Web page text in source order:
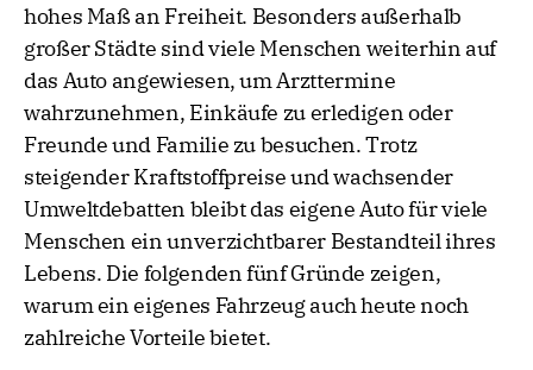
hohes Maß an Freiheit. Besonders außerhalb
großer Städte sind viele Menschen weiterhin auf
das Auto angewiesen, um Arzttermine
wahrzunehmen, Einkäufe zu erledigen oder
Freunde und Familie zu besuchen. Trotz
steigender Kraftstoffpreise und wachsender
Umweltdebatten bleibt das eigene Auto für viele
Menschen ein unverzichtbarer Bestandteil ihres
Lebens. Die folgenden fünf Gründe zeigen,
warum ein eigenes Fahrzeug auch heute noch
zahlreiche Vorteile bietet.